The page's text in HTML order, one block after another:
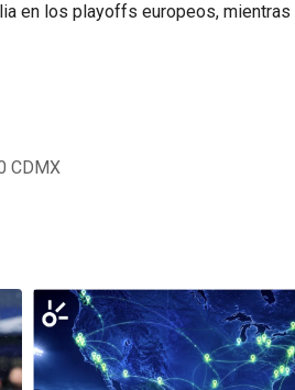
en los playoffs europeos, mientras
CDMX